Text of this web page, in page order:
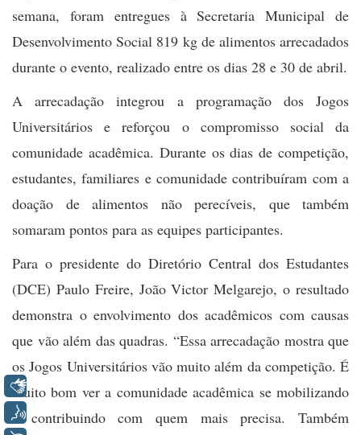
semana, foram entregues à Secretaria Municipal de
Desenvolvimento Social 819 kg de alimentos arrecadados
durante o evento, realizado entre os dias 28 e 30 de abril.
A arrecadação integrou a programação dos Jogos
Universitários e reforçou o compromisso social da
comunidade acadêmica. Durante os dias de competição,
estudantes, familiares e comunidade contribuíram com a
doação de alimentos não perecíveis, que também
somaram pontos para as equipes participantes.
Para o presidente do Diretório Central dos Estudantes
(DCE) Paulo Freire, João Victor Melgarejo, o resultado
demonstra o envolvimento dos acadêmicos com causas
que vão além das quadras. “Essa arrecadação mostra que
os Jogos Universitários vão muito além da competição. É
muito bom ver a comunidade acadêmica se mobilizando
e contribuindo com quem mais precisa. Também
Libras
Voz